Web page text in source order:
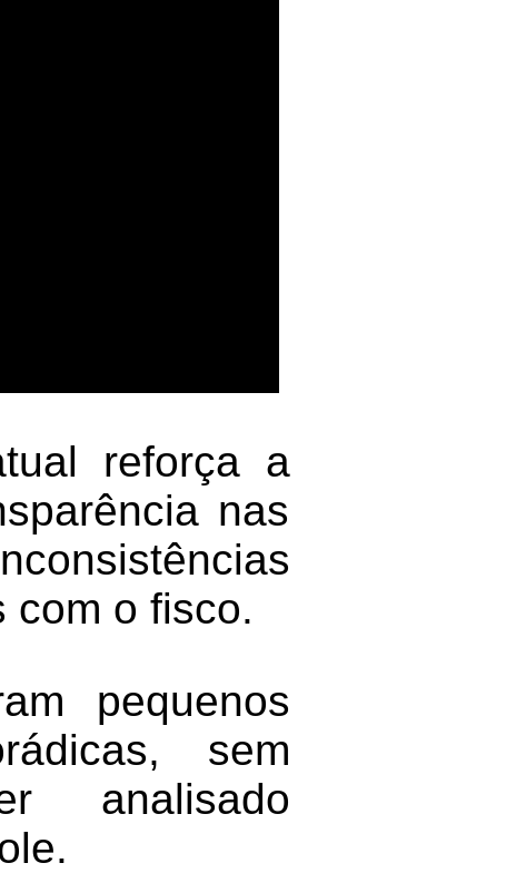
reforça a
nas
com o fisco.
pequenos
sem
analisado